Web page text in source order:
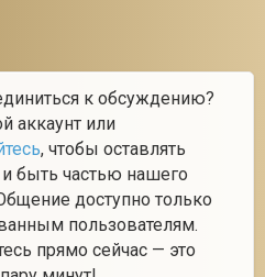
к обсуждению?
аккаунт или
, чтобы оставлять
быть частью нашего
доступно только
пользователям.
прямо сейчас — это